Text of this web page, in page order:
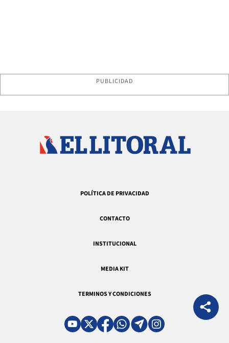
PUBLICIDAD
POLÍTICA DE PRIVACIDAD
CONTACTO
INSTITUCIONAL
MEDIA KIT
TERMINOS Y CONDICIONES